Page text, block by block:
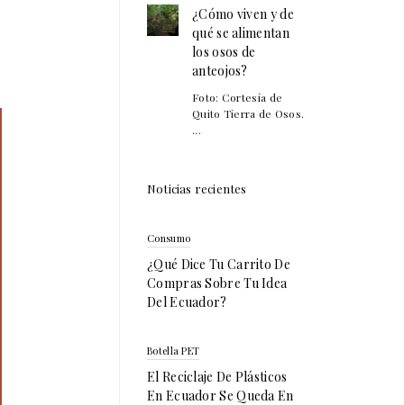
¿Cómo viven y de
qué se alimentan
los osos de
anteojos?
Foto: Cortesía de
Quito Tierra de Osos.
...
Noticias recientes
Consumo
¿Qué Dice Tu Carrito De
Compras Sobre Tu Idea
Del Ecuador?
Botella PET
El Reciclaje De Plásticos
En Ecuador Se Queda En